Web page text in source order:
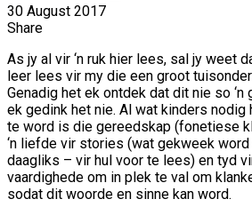
30 August 2017
Share
As jy al vir ‘n ruk hier lees, sal jy weet
leer lees vir my die een groot
Genadig het ek ontdek dat dit nie so
ek gedink het nie. Al wat kinders
te word is die gereedskap (fonetiese
‘n liefde vir stories (wat gekweek
daagliks – vir hul voor te lees) en tyd
vaardighede om in plek te val om
sodat dit woorde en sinne kan word.